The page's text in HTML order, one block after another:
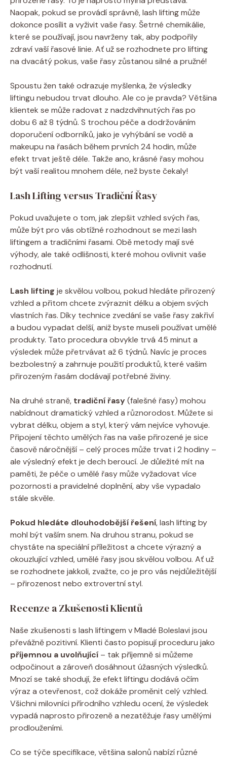
Naopak, pokud se provádí správně, lash lifting může
dokonce posílit a vyživit vaše řasy. Šetrné chemikálie,
které se používají, jsou navrženy tak, aby podpořily
zdraví vaší řasové linie. Ať už se rozhodnete pro lifting
na dvacátý pokus, vaše řasy zůstanou silné a pružné!
Spoustu žen také odrazuje myšlenka, že výsledky
liftingu nebudou trvat dlouho. Ale co je pravda? Většina
klientek se může radovat z nadzdvihnutých řas po
dobu 6 až 8 týdnů. S trochou péče a dodržováním
doporučení odborníků, jako je vyhýbání se vodě a
makeupu na řasách během prvních 24 hodin, může
efekt trvat ještě déle. Takže ano, krásné řasy mohou
být vaší realitou mnohem déle, než byste čekaly!
Lash Lifting versus Tradiční Řasy
Pokud uvažujete o tom, jak zlepšit vzhled svých řas,
může být pro vás obtížné rozhodnout se mezi lash
liftingem a tradičními řasami. Obě metody mají své
výhody, ale také odlišnosti, které mohou ovlivnit vaše
rozhodnutí.
Lash lifting je skvělou volbou, pokud hledáte přirozený
vzhled a přitom chcete zvýraznit délku a objem svých
vlastních řas. Díky technice zvedání se vaše řasy zakřiví
a budou vypadat delší, aniž byste museli používat umělé
produkty. Tato procedura obvykle trvá 45 minut a
výsledek může přetrvávat až 6 týdnů. Navíc je proces
bezbolestný a zahrnuje použití produktů, které vašim
přirozeným řasám dodávají potřebné živiny.
Na druhé straně, tradiční řasy(falešné řasy) mohou
nabídnout dramatický vzhled a různorodost. Můžete si
vybrat délku, objem a styl, který vám nejvíce vyhovuje.
Připojení těchto umělých řas na vaše přirozené je sice
časově náročnější – celý proces může trvat i 2 hodiny –
ale výsledný efekt je dech beroucí. Je důležité mít na
paměti, že péče o umělé řasy může vyžadovat více
pozornosti a pravidelné doplnění, aby vše vypadalo
stále skvěle.
Pokud hledáte dlouhodobější řešení, lash lifting by
mohl být vaším snem. Na druhou stranu, pokud se
chystáte na speciální příležitost a chcete výrazný a
okouzlující vzhled, umělé řasy jsou skvělou volbou. Ať už
se rozhodnete jakkoli, zvažte, co je pro vás nejdůležitější
– přirozenost nebo extrovertní styl.
Recenze a Zkušenosti Klientů
Naše zkušenosti s lash liftingem v Mladé Boleslavi jsou
převážně pozitivní. Klienti často popisují proceduru jako
příjemnou a uvolňující – tak příjemně si můžeme
odpočinout a zároveň dosáhnout úžasných výsledků.
Mnozí se také shodují, že efekt liftingu dodává očím
výraz a otevřenost, což dokáže proměnit celý vzhled.
Všichni milovníci přírodního vzhledu ocení, že výsledek
vypadá naprosto přirozeně a nezatěžuje řasy umělými
prodlouženími.
Co se týče specifikace, většina salonů nabízí různé